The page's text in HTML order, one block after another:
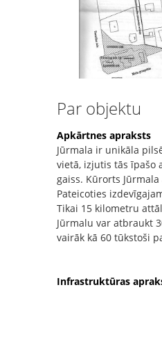
Par objektu
Apkārtnes apraksts
Jūrmala ir unikāla
vietā, izjutis tās īpašo
gaiss. Kūrorts
Pateicoties
Tikai 15 kilometru
Jūrmalu var atbraukt
vairāk kā 60 tūkstoši
Infrastruktūras